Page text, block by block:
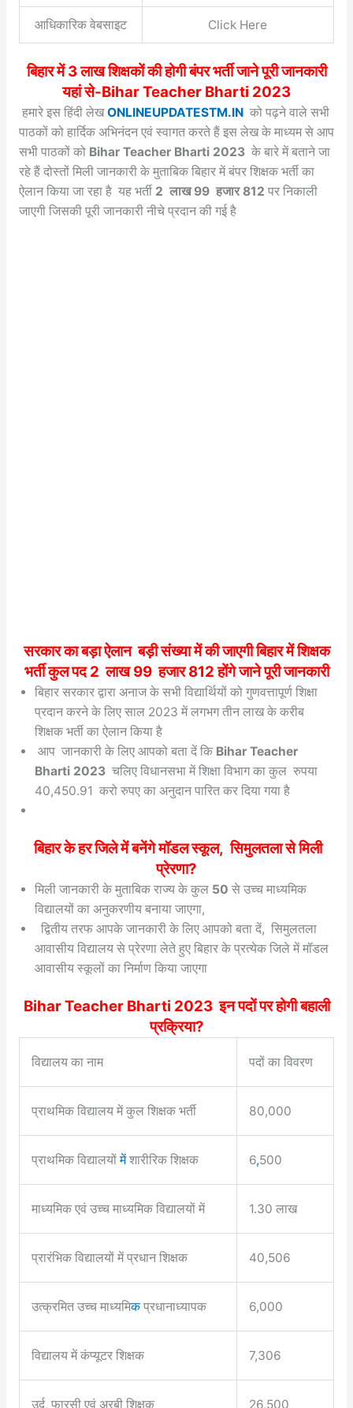
आधिकारिक वेबसाइट Click Here
बिहार में 3 लाख शिक्षकों की होगी बंपर भर्ती जाने पूरी जानकारी
यहां से-Bihar Teacher Bharti 2023
हमारे इस हिंदी लेखONLINEUPDATESTM.INको पढ़ने वाले सभी
पाठकों को हार्दिक अभिनंदन एवं स्वागत करते हैं इस लेख के माध्यम से आप
सभी पाठकों को Bihar Teacher Bharti 2023 के बारे में बताने जा
रहे हैं दोस्तों मिली जानकारी के मुताबिक बिहार में बंपर शिक्षक भर्ती का
ऐलान किया जा रहा है यह भर्ती2 लाख 99 हजार 812 पर निकाली
जाएगी जिसकी पूरी जानकारी नीचे प्रदान की गई है
सरकार का बड़ा ऐलान बड़ी संख्या में की जाएगी बिहार में शिक्षक
भर्ती कुल पद 2 लाख 99 हजार 812 होंगे जाने पूरी जानकारी
बिहार सरकार द्वारा अनाज के सभी विद्यार्थियों को गुणवत्तापूर्ण शिक्षा
प्रदान करने के लिए साल 2023 में लगभग तीन लाख के करीब
शिक्षक भर्ती का ऐलान किया है
आप जानकारी के लिए आपको बता दें कि Bihar Teacher
Bharti 2023 चलिए विधानसभा में शिक्षा विभाग का कुल रुपया
40,450.91 करो रुपए का अनुदान पारित कर दिया गया है
बिहार के हर जिले में बनेंगे मॉडल स्कूल, सिमुलतला से मिली
प्रेरणा?
मिली जानकारी के मुताबिक राज्य के कुल 50 से उच्च माध्यमिक
विद्यालयों का अनुकरणीय बनाया जाएगा,
द्वितीय तरफ आपके जानकारी के लिए आपको बता दें, सिमुलतला
आवासीय विद्यालय से प्रेरणा लेते हुए बिहार के प्रत्येक जिले में मॉडल
आवासीय स्कूलों का निर्माण किया जाएगा
Bihar Teacher Bharti 2023 इन पदों पर होगी बहाली
प्रक्रिया?
विद्यालय का नाम पदों का विवरण
प्राथमिक विद्यालय में कुल शिक्षक भर्ती 80,000
प्राथमिक विद्यालयोंमेंशारीरिक शिक्षक 6,500
माध्यमिक एवं उच्च माध्यमिक विद्यालयों में 1.30 लाख
प्रारंभिक विद्यालयों में प्रधान शिक्षक 40,506
उत्क्रमित उच्च माध्यमिकप्रधानाध्यापक 6,000
विद्यालय में कंप्यूटर शिक्षक 7,306
उर्दू, फारसी एवं अरबी शिक्षक 26,500